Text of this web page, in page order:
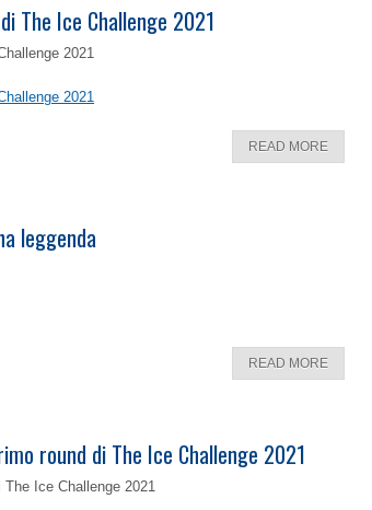
The Ice Challenge 2021
2021
2021
READ MORE
leggenda
READ MORE
round di The Ice Challenge 2021
Ice Challenge 2021